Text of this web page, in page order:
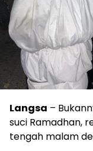
Langsa –
suci Ramadhan,
tengah malam